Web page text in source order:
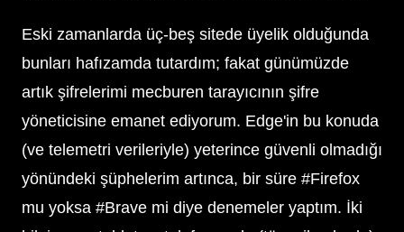
Eski zamanlarda üç-beş sitede üyelik olduğunda
bunları hafızamda tutardım; fakat günümüzde
artık şifrelerimi mecburen tarayıcının şifre
yöneticisine emanet ediyorum. Edge'in bu konuda
(ve telemetri verileriyle) yeterince güvenli olmadığı
yönündeki şüphelerim artınca, bir süre #Firefox
mu yoksa #Brave mi diye denemeler yaptım. İki